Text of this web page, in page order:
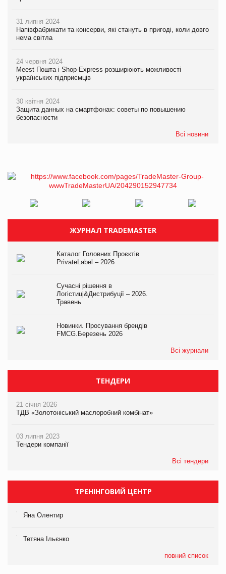
31 липня 2024
Напівфабрикати та консерви, які стануть в пригоді, коли довго
нема світла
24 червня 2024
Meest Пошта і Shop-Express розширюють можливості
українських підприємців
30 квітня 2024
Защита данных на смартфонах: советы по повышению
безопасности
Всі новини
ЖУРНАЛ TRADEMASTER
Каталог Головних Проєктів
PrivateLabel – 2026
Сучасні рішення в
Логістиці&Дистрибуції – 2026.
Травень
Новинки. Просування брендів
FMCG.Березень 2026
Всі журнали
ТЕНДЕРИ
21 січня 2026
ТДВ «Золотоніський маслоробний комбінат»
03 липня 2023
Тендери компанії
Всі тендери
ТРЕНІНГОВИЙ ЦЕНТР
Яна Олентир
Тетяна Ільєнко
повний список